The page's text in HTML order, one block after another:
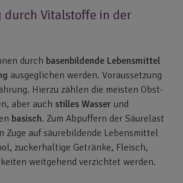
durch Vitalstoffe in der
durch basenbildende Lebensmittel
ausgeglichen werden. Voraussetzung
Hierzu zählen die meisten Obst-
aber auch stilles Wasser und
basisch. Zum Abpuffern der Säurelast
Zuge auf säurebildende Lebensmittel
zuckerhaltige Getränke, Fleisch,
weitgehend verzichtet werden.